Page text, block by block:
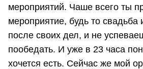
мероприятий. Чаше всего ты
мероприятие, будь то свадьба
после своих дел, и не
пообедать. И уже в 23 часа
хочется есть. Сейчас же мой